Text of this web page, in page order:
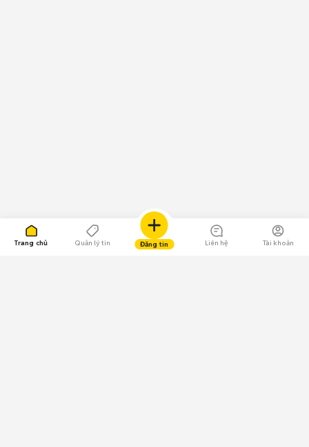
Trang chủ Quản lý tin Đăng tin Liên hệ Tài khoản